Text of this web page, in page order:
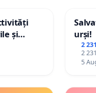
și
urși!
2
2
5